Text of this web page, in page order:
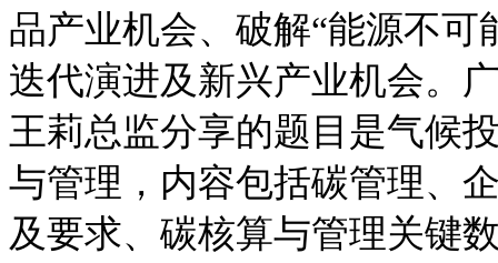
品产业机会、破解“能源不
迭代演进及新兴产业机会。
王莉总监分享的题目是气候
与管理，内容包括碳管理、
及要求、碳核算与管理关键